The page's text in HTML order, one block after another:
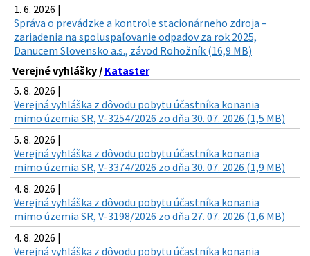
1. 6. 2026 |
Správa o prevádzke a kontrole stacionárneho zdroja –
zariadenia na spoluspaľovanie odpadov za rok 2025,
Danucem Slovensko a.s., závod Rohožník (16,9 MB)
Verejné vyhlášky / Kataster
5. 8. 2026 |
Verejná vyhláška z dôvodu pobytu účastníka konania
mimo územia SR, V-3254/2026 zo dňa 30. 07. 2026 (1,5 MB)
5. 8. 2026 |
Verejná vyhláška z dôvodu pobytu účastníka konania
mimo územia SR, V-3374/2026 zo dňa 30. 07. 2026 (1,9 MB)
4. 8. 2026 |
Verejná vyhláška z dôvodu pobytu účastníka konania
mimo územia SR, V-3198/2026 zo dňa 27. 07. 2026 (1,6 MB)
4. 8. 2026 |
Verejná vyhláška z dôvodu pobytu účastníka konania